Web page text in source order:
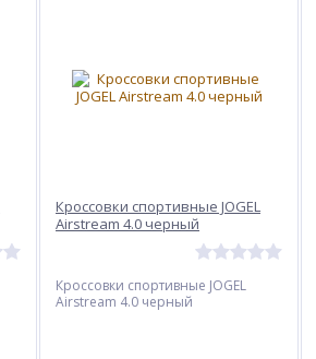
Кроссовки спортивные JOGEL
Airstream 4.0 черный
Кроссовки спортивные JOGEL
Airstream 4.0 черный